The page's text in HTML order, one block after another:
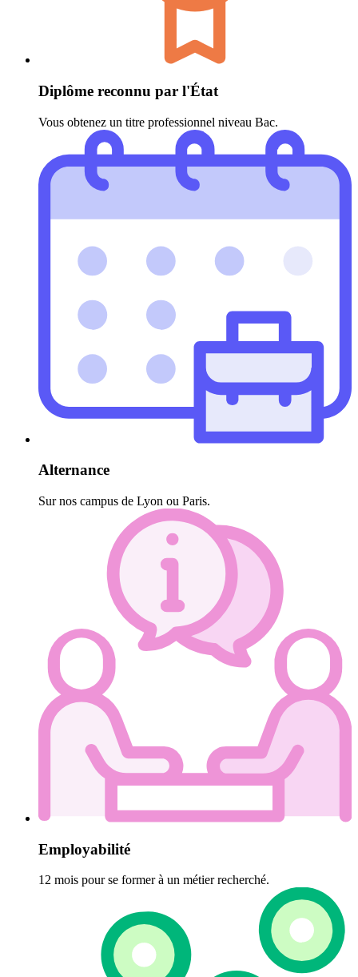
Diplôme reconnu par l'État
Vous obtenez un titre professionnel niveau Bac.
Alternance
Sur nos campus de Lyon ou Paris.
Employabilité
12 mois pour se former à un métier recherché.